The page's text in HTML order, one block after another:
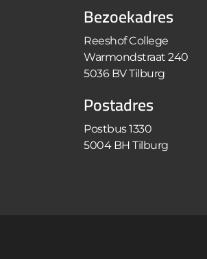
Bezoekadres
Reeshof College
Warmondstraat 240
5036 BV Tilburg
Postadres
Postbus 1330
5004 BH Tilburg